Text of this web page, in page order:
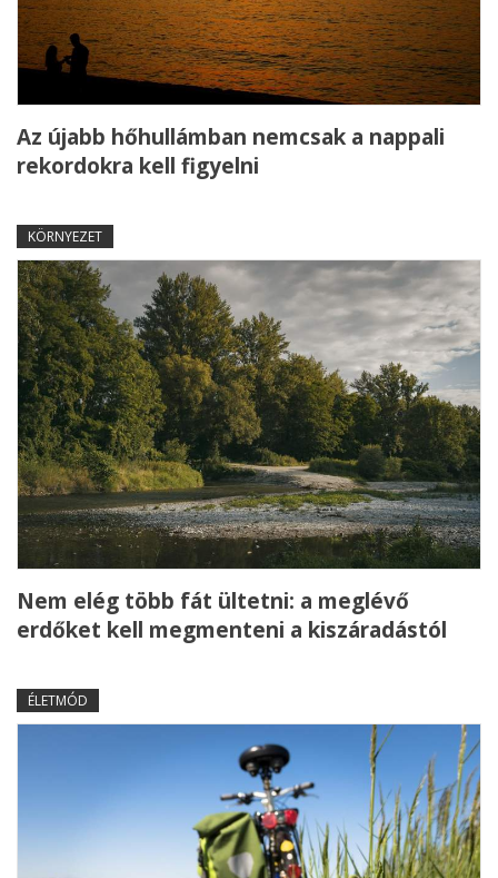
Az újabb hőhullámban nemcsak a nappali
rekordokra kell figyelni
KÖRNYEZET
Nem elég több fát ültetni: a meglévő
erdőket kell megmenteni a kiszáradástól
ÉLETMÓD